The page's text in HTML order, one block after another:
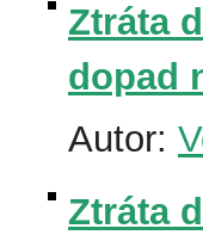
Ztráta
dopad
Autor:
Ztráta